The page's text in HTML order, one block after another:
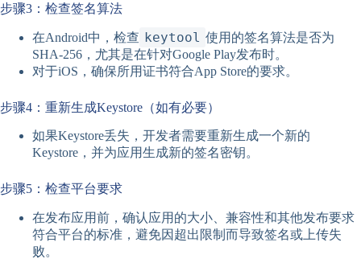
步骤3：检查签名算法
在Android中，检查 keytool 使用的签名算法是否为
SHA-256，尤其是在针对Google Play发布时。
对于iOS，确保所用证书符合App Store的要求。
步骤4：重新生成Keystore（如有必要）
如果Keystore丢失，开发者需要重新生成一个新的
Keystore，并为应用生成新的签名密钥。
步骤5：检查平台要求
在发布应用前，确认应用的大小、兼容性和其他发布要求
符合平台的标准，避免因超出限制而导致签名或上传失
败。